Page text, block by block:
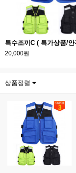
20,000원
상품정렬